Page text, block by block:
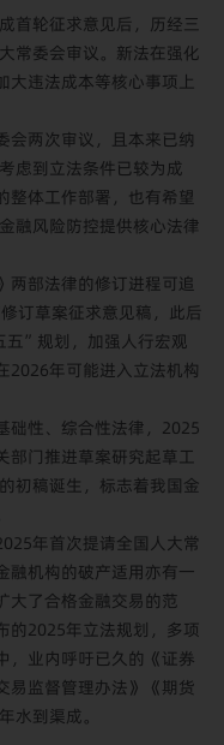
首轮征求意见后，历经三
常委会审议。新法在强化
大违法成本等核心事项上
会两次审议，且本来已纳
虑到立法条件已较为成
整体工作部署，也有希望
融风险防控提供核心法律
两部法律的修订进程可追
订草案征求意见稿，此后
”规划，加强人行宏观
2026年可能进入立法机构
础性、综合性法律，2025
部门推进草案研究起草工
初稿诞生，标志着我国金
年首次提请全国人大常
融机构的破产适用亦有一
大了合格金融交易的范
的2025年立法规划，多项
，业内呼吁已久的《证券
易监督管理办法》《期货
水到渠成。